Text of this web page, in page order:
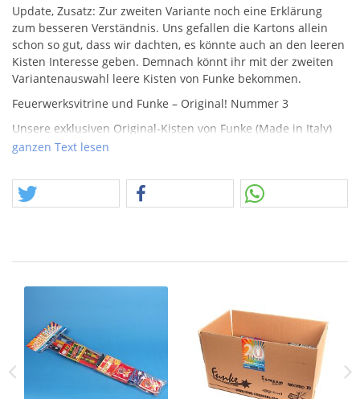
Update, Zusatz: Zur zweiten Variante noch eine Erklärung
zum besseren Verständnis. Uns gefallen die Kartons allein
schon so gut, dass wir dachten, es könnte auch an den leeren
Kisten Interesse geben. Demnach könnt ihr mit der zweiten
Variantenauswahl leere Kisten von Funke bekommen.
Feuerwerksvitrine und Funke – Original! Nummer 3
Unsere exklusiven Original-Kisten von Funke (Made in Italy)
mit tollen Artikeln von Funke, aber auch einiges an Posten
Produktion in Italien. Wir verwenden die Hülsen nicht nur als
schöne Deko, sondern auch als Behältnis für weitere
Beigaben.
- Glamour Shots (neu)
- 3 bis 4 weitere Batterien (Feuerwerksvitrine)
- Funke Originalhülse mit Aufkleber (Italy).
- Funke Hülse schlank + Reiberhülse (grün)
- Drachenflug
- Weißblinker Raketen Funke
ganzen Text lesen